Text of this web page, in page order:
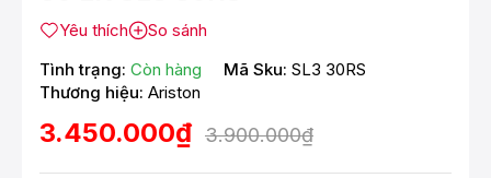
Yêu thích
So sánh
Tình trạng: Còn hàng Mã Sku: SL3 30RS
Thương hiệu: Ariston
3.450.000₫ 3.900.000₫